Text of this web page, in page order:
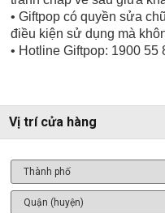
• Giftpop có quyền sửa
điều kiện sử dụng mà
• Hotline Giftpop: 1900 55
Vị trí cửa hàng